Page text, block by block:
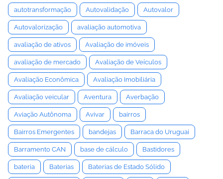
autotransformação Autovalidação Autovalor
Autovalorização avaliação automotiva
avaliação de ativos Avaliação de imóveis
avaliação de mercado Avaliação de Veículos
Avaliação Econômica Avaliação Imobiliária
Avaliação veicular Aventura Averbação
Aviação Autônoma Avivar bairros
Bairros Emergentes bandejas Barraca do Uruguai
Barramento CAN base de cálculo Bastidores
bateria Baterias Baterias de Estado Sólido